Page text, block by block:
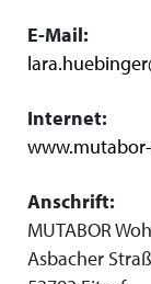
E-Mail:
Internet:
Anschrift:
MUTABOR
Asbacher